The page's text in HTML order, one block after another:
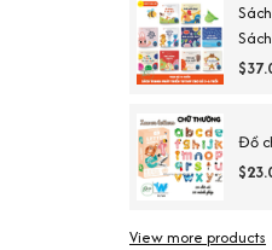
Đồ
View more products